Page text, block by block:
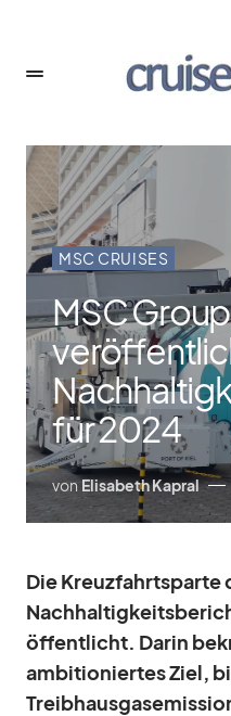
MSC CRUISES
MSC Group
für 2024
vonElisabeth Kapral
Die Kreuz­fahrts­parte
öf­fent­licht. Darin
am­bi­tio­nier­tes Ziel,